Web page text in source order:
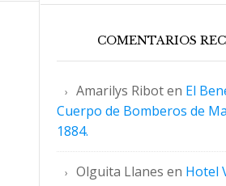
COMENTARIOS
Amarilys Riboten El
Cuerpo de Bomberos de
1884.
Olguita Llanes en Hotel